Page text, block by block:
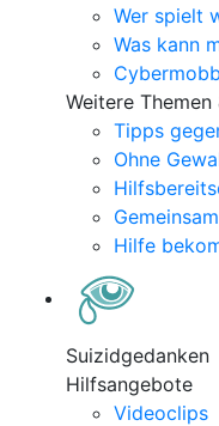
Wer spielt
Was kann
Weitere Themen
Tipps
Ohne
Hilfe
Suizidgedanken
Hilfsangebote
Videoclips